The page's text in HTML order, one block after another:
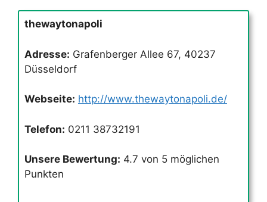
thewaytonapoli
Adresse: Grafenberger Allee 67, 40237
Düsseldorf
Webseite: http://www.thewaytonapoli.de/
Telefon: 0211 38732191
Unsere Bewertung: 4.7 von 5 möglichen
Punkten